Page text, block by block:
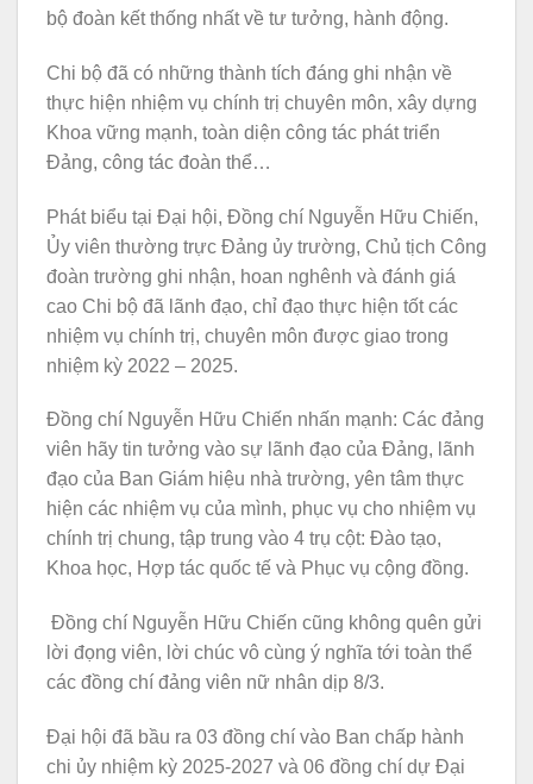
bộ đoàn kết thống nhất về tư tưởng, hành động.
Chi bộ đã có những thành tích đáng ghi nhận về
thực hiện nhiệm vụ chính trị chuyên môn, xây dựng
Khoa vững mạnh, toàn diện công tác phát triển
Đảng, công tác đoàn thể…
Phát biểu tại Đại hội, Đồng chí Nguyễn Hữu Chiến,
Ủy viên thường trực Đảng ủy trường, Chủ tịch Công
đoàn trường ghi nhận, hoan nghênh và đánh giá
cao Chi bộ đã lãnh đạo, chỉ đạo thực hiện tốt các
nhiệm vụ chính trị, chuyên môn được giao trong
nhiệm kỳ 2022 – 2025.
Đồng chí Nguyễn Hữu Chiến nhấn mạnh: Các đảng
viên hãy tin tưởng vào sự lãnh đạo của Đảng, lãnh
đạo của Ban Giám hiệu nhà trường, yên tâm thực
hiện các nhiệm vụ của mình, phục vụ cho nhiệm vụ
chính trị chung, tập trung vào 4 trụ cột: Đào tạo,
Khoa học, Hợp tác quốc tế và Phục vụ cộng đồng.
Đồng chí Nguyễn Hữu Chiến cũng không quên gửi
lời đọng viên, lời chúc vô cùng ý nghĩa tới toàn thể
các đồng chí đảng viên nữ nhân dịp 8/3.
Đại hội đã bầu ra 03 đồng chí vào Ban chấp hành
chi ủy nhiệm kỳ 2025-2027 và 06 đồng chí dự Đại